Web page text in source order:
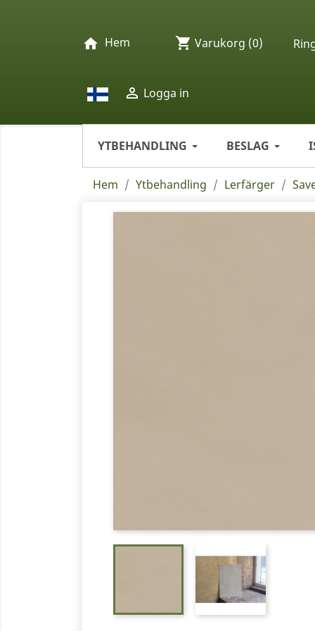
home Hem
 Logga in
shopping_cart Varukorg (0)
YTBEHANDLING BESLAG
Hem Ytbehandling Lerfärger